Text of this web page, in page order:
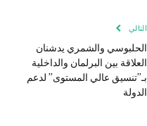
التالي
الحلبوسي والشمري يدشنان
العلاقة بين البرلمان والداخلية
بـ”تنسيق عالي المستوى” لدعم
الدولة